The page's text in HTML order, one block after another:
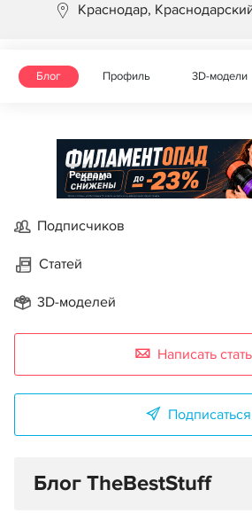
Краснодар,
Блог Профиль 3D-модели
Реклама
Подписчиков
Статей
3D-моделей
Написать
Подписаться
Блог TheBestStuff